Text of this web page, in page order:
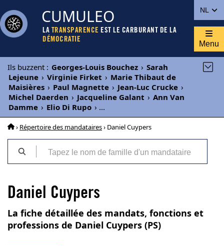
NL
CUMULEO
LA TRANSPARENCE EST LE CARBURANT DE LA
DÉMOCRATIE
Menu
Ils buzzent : Georges-Louis Bouchez › Sarah
Lejeune › Virginie Firket › Marie Thibaut de
Maisières › Paul Magnette › Jean-Luc Crucke ›
Michel Daerden › Jacqueline Galant › Ann Van
Damme › Elio Di Rupo › ...
› Répertoire des mandataires› Daniel Cuypers
Daniel Cuypers
La fiche détaillée des mandats, fonctions et
professions de Daniel Cuypers (PS)